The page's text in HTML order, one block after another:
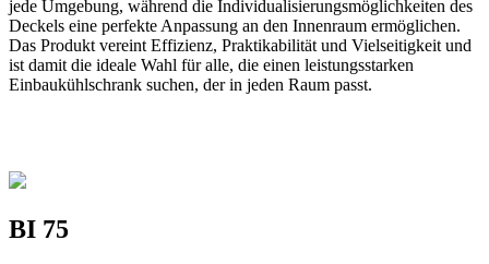
jede Umgebung, während die Individualisierungsmöglichkeiten des
Deckels eine perfekte Anpassung an den Innenraum ermöglichen.
Das Produkt vereint Effizienz, Praktikabilität und Vielseitigkeit und
ist damit die ideale Wahl für alle, die einen leistungsstarken
Einbaukühlschrank suchen, der in jeden Raum passt.
BI 75